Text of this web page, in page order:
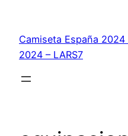
contenido
Camiseta España
2024 – LARS7